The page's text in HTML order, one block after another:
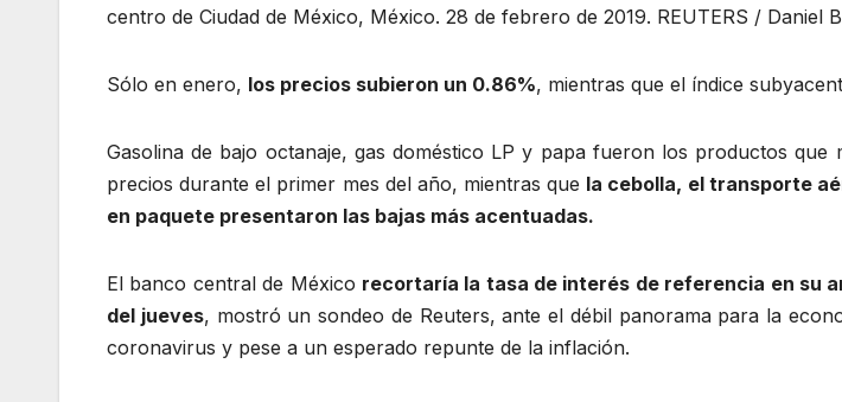
Sólo en enero, los precios subieron un 0.86%, mientras que el índice
Gasolina de bajo octanaje, gas doméstico LP y papa fueron los productos que
precios durante el primer mes del año, mientras que la cebolla, el transporte
en paquete presentaron las bajas más acentuadas.
El banco central de México recortaría la tasa de interés de referencia en su
del jueves, mostró un sondeo de Reuters, ante el débil panorama para la
coronavirus y pese a un esperado repunte de la inflación.